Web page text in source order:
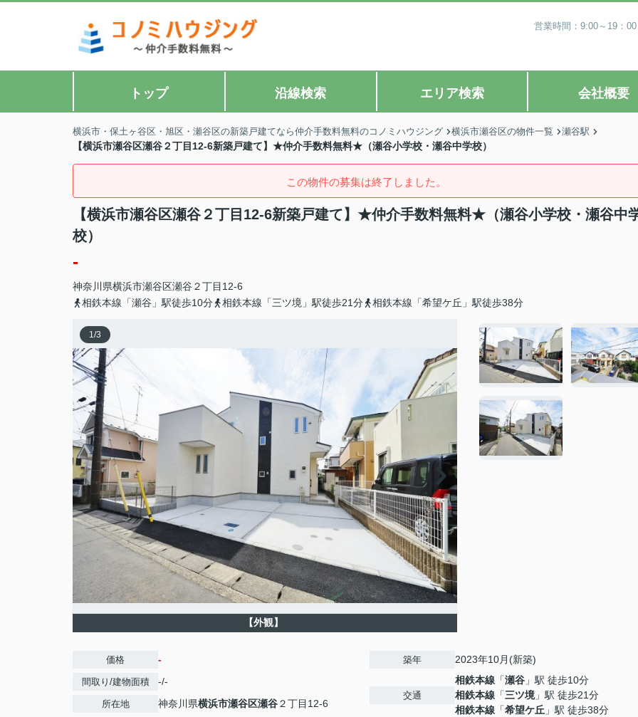
営業時間：9:00～19：
トップ 沿線検索 エリア検索 会社概要
横浜市・保土ヶ谷区・旭区・瀬谷区の新築戸建てなら仲介手数料無料のコノミハウジング 横浜市瀬谷区の物件一覧 瀬谷駅
【横浜市瀬谷区瀬谷２丁目12-6新築戸建て】★仲介手数料無料★（瀬谷小学校・瀬谷中学校）
この物件の募集は終了しました。
【横浜市瀬谷区瀬谷２丁目12-6新築戸建て】★仲介手数料無料★（瀬谷小学校・瀬谷中
校）
-
神奈川県横浜市瀬谷区瀬谷 ２丁目12-6
相鉄本線「瀬谷」駅徒歩10分
相鉄本線「三ツ境」駅徒歩21分 相鉄本線「希望ケ丘」駅徒歩38分
1/3
【外観】
価格 -
間取り/建物面積 -/-
所在地 神奈川県横浜市瀬谷区瀬谷２丁目12-6
築年 2023年10月(新築)
交通
相鉄本線 「瀬谷 」駅 徒歩10分
相鉄本線 「三ツ境」駅 徒歩21分
相鉄本線 「希望ケ丘 」駅 徒歩38分